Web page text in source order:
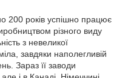
200 років успішно працює
різного виду
з невеликої
завдяки наполегливій
Зараз її заводи